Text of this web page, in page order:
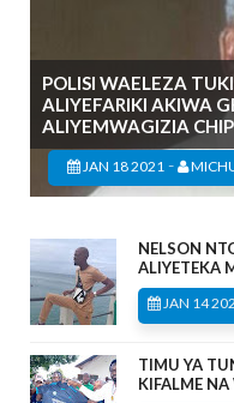
POLISI WAELEZA
ALIYEFARIKI AKIWA
ALIYEMWAGIZIA
JAN 18 2021 -
NELSON
ALIYETEKA
JAN 14
TIMU YA
KIFALME